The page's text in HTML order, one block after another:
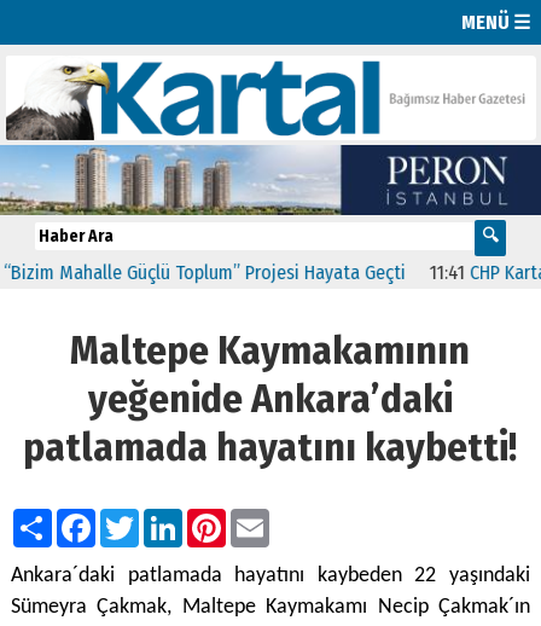
MENÜ ☰
Mahalle Güçlü Toplum” Projesi Hayata Geçti 11:41 CHP
Maltepe Kaymakamının
yeğenide Ankara’daki
patlamada hayatını kaybetti!
PaylaşFacebook
TwitterLinkedIn
Pinterest
Email
Ankara´daki patlamada hayatını kaybeden 22 yaşındaki
Sümeyra Çakmak, Maltepe Kaymakamı Necip Çakmak´ın